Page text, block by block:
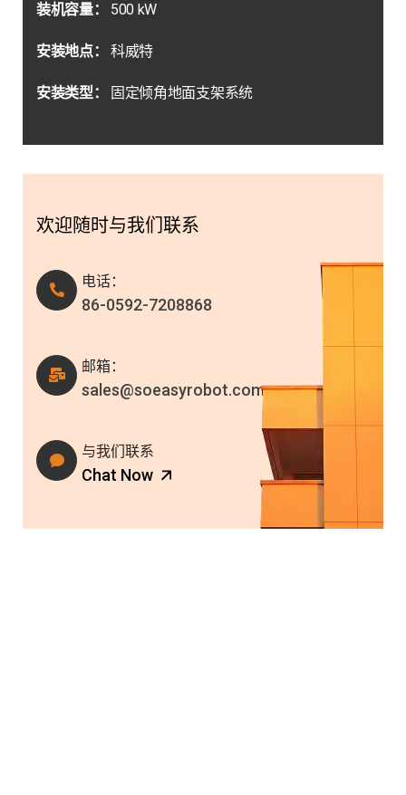
装机容量： 500 kW
安装地点： 科威特
安装类型： 固定倾角地面支架系统
欢迎随时与我们联系
电话：
86-0592-7208868
邮箱：
sales@soeasyrobot.com
与我们联系
Chat Now